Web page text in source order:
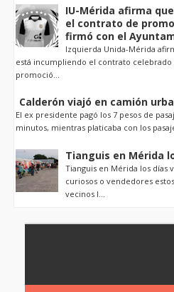
IU-Mérida afirma
el contrato de
firmó con el
Izquierda Unida-Mérida
está incumpliendo el contrato
promoció...
Calderón viajó en camión
El ex presidente pagó los 7 pesos de
minutos, mientras platicaba con los
Tianguis en Mérida
Tianguis en Mérida los días
curiosos o vendedores
vecinos l...